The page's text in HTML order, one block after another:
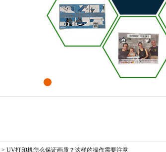
> UV打印机怎么保证画质？这样的操作需要注意